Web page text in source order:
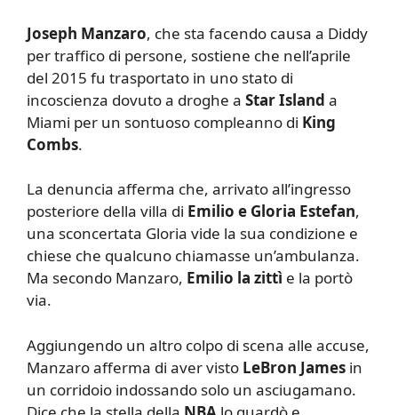
Joseph Manzaro, che sta facendo causa a Diddy
per traffico di persone, sostiene che nell’aprile
del 2015 fu trasportato in uno stato di
incoscienza dovuto a droghe a Star Island a
Miami per un sontuoso compleanno di King
Combs.
La denuncia afferma che, arrivato all’ingresso
posteriore della villa di Emilio e Gloria Estefan,
una sconcertata Gloria vide la sua condizione e
chiese che qualcuno chiamasse un’ambulanza.
Ma secondo Manzaro, Emilio la zittì e la portò
via.
Aggiungendo un altro colpo di scena alle accuse,
Manzaro afferma di aver visto LeBron James in
un corridoio indossando solo un asciugamano.